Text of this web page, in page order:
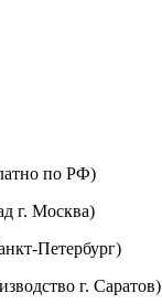
по РФ)
г. Москва)
Петербург)
г. Саратов)